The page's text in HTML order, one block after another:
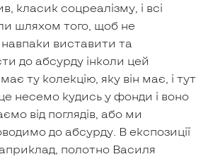
класик соцреалізму, і всі
шляхом того, щоб не
виставити та
до абсурду інколи цей
ту колекцію, яку він має, і тут
несемо кудись у фонди і воно
від поглядів, або ми
до абсурду. В експозиції
полотно Василя